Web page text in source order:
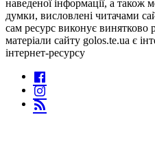
наведеної інформації, а також
думки, висловлені читачами
сам ресурс виконує винятково
матеріали сайту golos.te.ua є
інтернет-ресурсу